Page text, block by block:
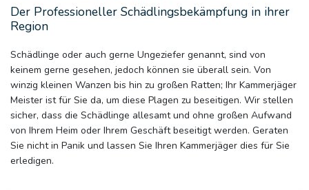
Der Professioneller Schädlingsbekämpfung in ihrer
Region
Schädlinge oder auch gerne Ungeziefer genannt, sind von
keinem gerne gesehen, jedoch können sie überall sein. Von
winzig kleinen Wanzen bis hin zu großen Ratten; Ihr Kammerjäger
Meister ist für Sie da, um diese Plagen zu beseitigen. Wir stellen
sicher, dass die Schädlinge allesamt und ohne großen Aufwand
von Ihrem Heim oder Ihrem Geschäft beseitigt werden. Geraten
Sie nicht in Panik und lassen Sie Ihren Kammerjäger dies für Sie
erledigen.